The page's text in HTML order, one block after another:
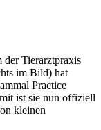
der Tierarztpraxis
im Bild) hat
Practice
ist sie nun offiziell
kleinen